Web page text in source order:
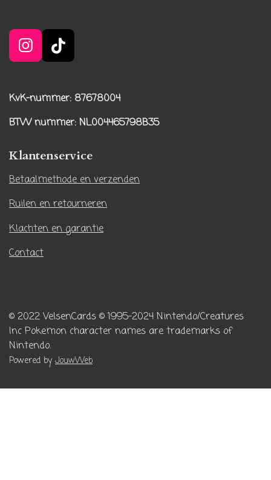
I
n
t
a
g
a
m
T
i
T
o
k
KvK-nummer: 87678004
BTW nummer: NL004465798B35
Klantenservice
Betaalmethode en verzenden
Ruilen en retourneren
Klachten en garantie
Contact
© 2022 VelsenCards © 1995-2024 Nintendo/Creatures
Inc Pokemon character names are trademarks of
Nintendo.
Powered byJouwWeb